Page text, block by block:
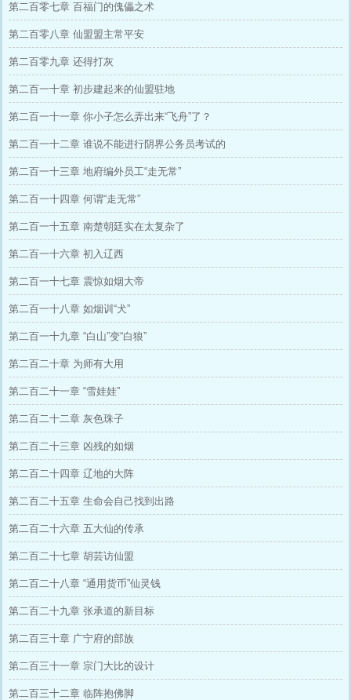
第二百零七章 百福门的傀儡之术
第二百零八章 仙盟盟主常平安
第二百零九章 还得打灰
第二百一十章 初步建起来的仙盟驻地
第二百一十一章 你小子怎么弄出来“飞舟”了？
第二百一十二章 谁说不能进行阴界公务员考试的
第二百一十三章 地府编外员工“走无常”
第二百一十四章 何谓“走无常”
第二百一十五章 南楚朝廷实在太复杂了
第二百一十六章 初入辽西
第二百一十七章 震惊如烟大帝
第二百一十八章 如烟训“犬”
第二百一十九章 “白山”变“白狼”
第二百二十章 为师有大用
第二百二十一章 “雪娃娃”
第二百二十二章 灰色珠子
第二百二十三章 凶残的如烟
第二百二十四章 辽地的大阵
第二百二十五章 生命会自己找到出路
第二百二十六章 五大仙的传承
第二百二十七章 胡芸访仙盟
第二百二十八章 “通用货币”仙灵钱
第二百二十九章 张承道的新目标
第二百三十章 广宁府的部族
第二百三十一章 宗门大比的设计
第二百三十二章 临阵抱佛脚